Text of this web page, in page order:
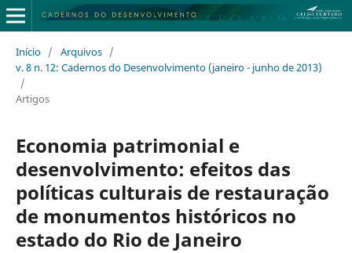
Início / Arquivos /
v. 8 n. 12: Cadernos do Desenvolvimento (janeiro - junho de 2013)
/
Artigos
Economia patrimonial e
desenvolvimento: efeitos das
políticas culturais de restauração
de monumentos históricos no
estado do Rio de Janeiro